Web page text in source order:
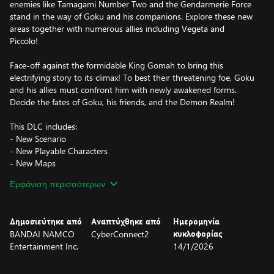
enemies like Tamagami Number Two and the Gendarmerie Force
stand in the way of Goku and his companions. Explore these new
areas together with numerous allies including Vegeta and
Piccolo!
Face-off against the formidable King Gomah to bring this
electrifying story to its climax! To best their threatening foe, Goku
and his allies must confront him with newly awakened forms.
Decide the fates of Goku, his friends, and the Demon Realm!
This DLC includes:
- New Scenario
- New Playable Characters
- New Maps
- New Super Attacks
*This content can be accessed without clearing the Main Story or
DAIMA - Adventure Through the Demon Realm PART 1.
Εμφάνιση περισσότερων
Δημοσιεύτηκε από
BANDAI NAMCO
Entertainment Inc.
Αναπτύχθηκε από
CyberConnect2
Ημερομηνία
κυκλοφορίας
14/1/2026